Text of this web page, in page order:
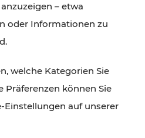
– etwa
oder Informationen zu
welche Kategorien Sie
Präferenzen können Sie
Einstellungen auf unserer